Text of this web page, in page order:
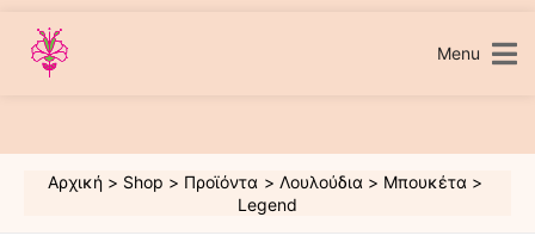
περιεχόμενο
Menu
Αρχική Shop Προϊόντα Λουλούδια
Μπουκέτα
Legend